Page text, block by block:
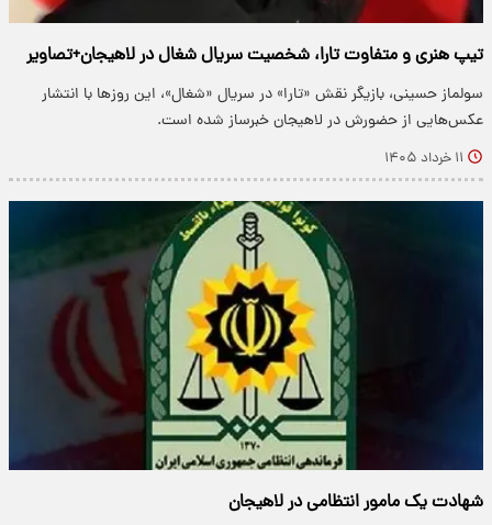
تیپ هنری و متفاوت تارا، شخصیت سریال شغال در لاهیجان+تصاویر
سولماز حسینی، بازیگر نقش «تارا» در سریال «شغال»، این روزها با انتشار
عکس‌هایی از حضورش در لاهیجان خبرساز شده است.
۱۱ خرداد ۱۴۰۵
شهادت یک مامور انتظامی در لاهیجان